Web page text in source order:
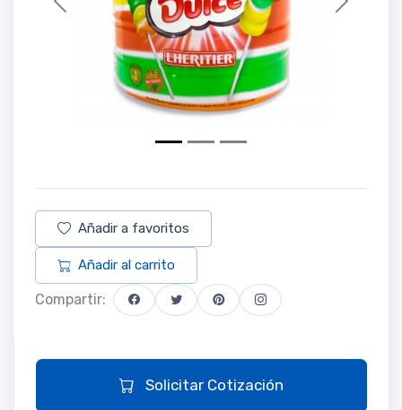
Previous Next
Añadir a favoritos
Añadir al carrito
Compartir:
Solicitar Cotización